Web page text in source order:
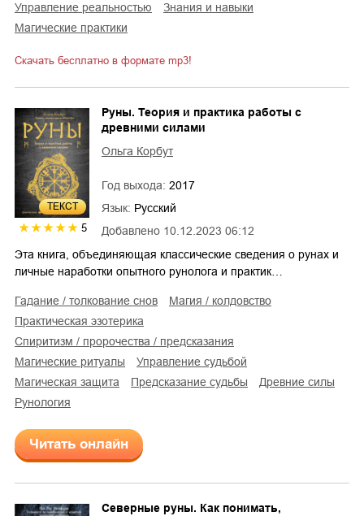
управление реальностью
знания и навыки
магические практики
Скачать бесплатно в формате mp3!
ТЕКСТ
5 Добавлено 10.12.2023 06:12
Руны. Теория и практика работы с
древними силами
Ольга Корбут
Год выхода: 2017
Язык: Русский
Эта книга, объединяющая классические сведения о рунах и
личные наработки опытного рунолога и практик…
гадание / толкование снов
магия / колдовство
практическая эзотерика
спиритизм / пророчества / предсказания
магические ритуалы
управление судьбой
магическая защита
предсказание судьбы
древние силы
рунология
Читать онлайн
Северные руны. Как понимать,